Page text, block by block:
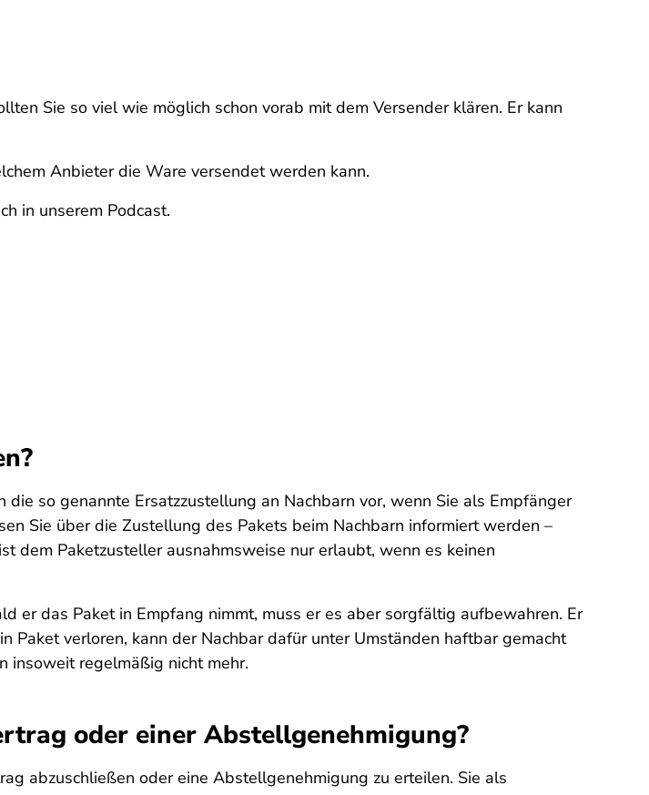
Sie so viel wie möglich schon vorab mit dem Versender klären. Er kann
Anbieter die Ware versendet werden kann.
in unserem Podcast.
so genannte Ersatzzustellung an Nachbarn vor, wenn Sie als Empfänger
Sie über die Zustellung des Pakets beim Nachbarn informiert werden –
dem Paketzusteller ausnahmsweise nur erlaubt, wenn es keinen
er das Paket in Empfang nimmt, muss er es aber sorgfältig aufbewahren. Er
Paket verloren, kann der Nachbar dafür unter Umständen haftbar gemacht
insoweit regelmäßig nicht mehr.
oder einer Abstellgenehmigung?
abzuschließen oder eine Abstellgenehmigung zu erteilen. Sie als